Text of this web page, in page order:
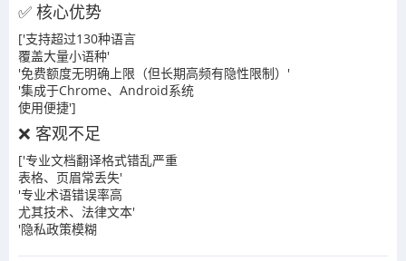
✅ 核心优势
['支持超过130种语言
覆盖大量小语种'
'免费额度无明确上限（但长期高频有隐性限制）'
'集成于Chrome、Android系统
使用便捷']
❌ 客观不足
['专业文档翻译格式错乱严重
表格、页眉常丢失'
'专业术语错误率高
尤其技术、法律文本'
'隐私政策模糊